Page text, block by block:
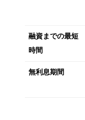
融資までの最短
時間
無利息期間